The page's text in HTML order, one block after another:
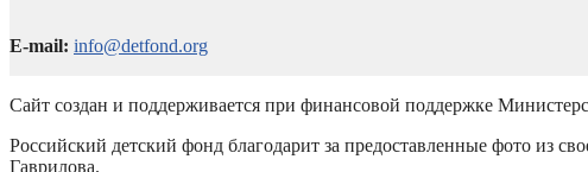
E-mail: info@detfond.org
Сайт создан и поддерживается при финансовой поддержке
Российский детский фонд благодарит за предоставленные фото из
Гаврилова.